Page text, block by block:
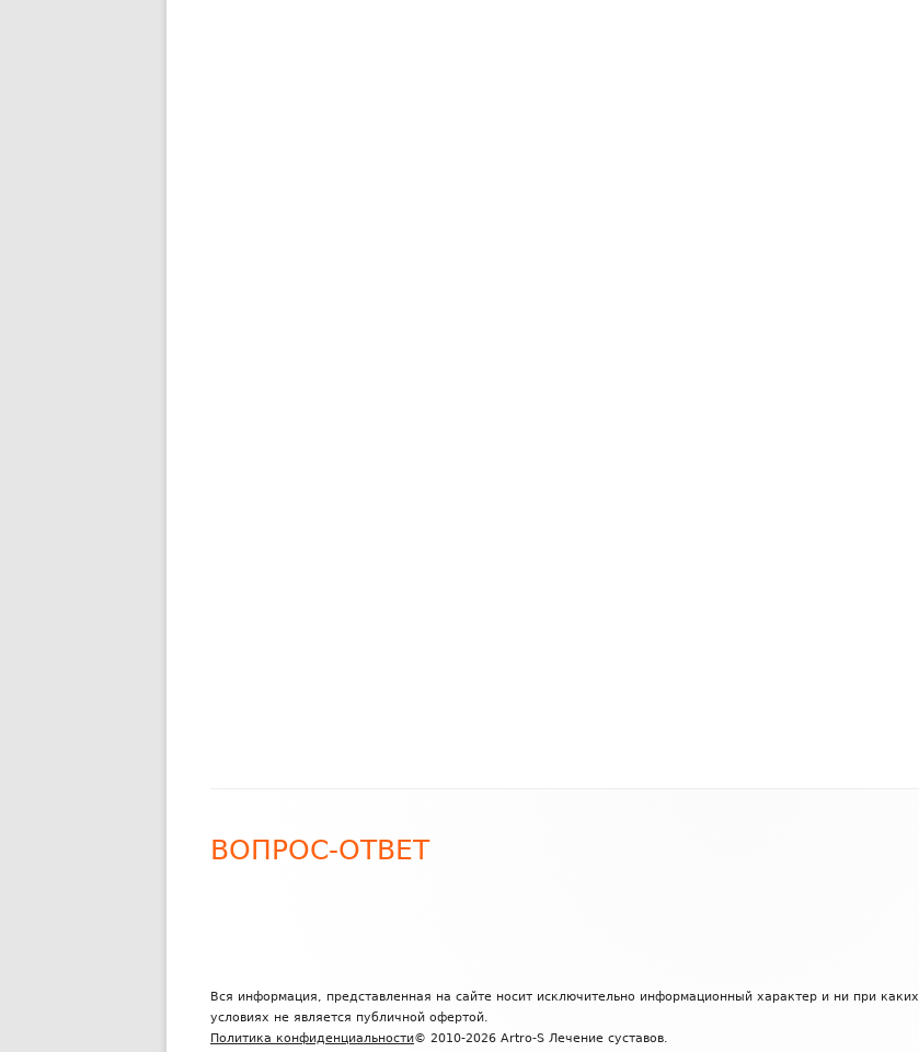
ВОПРОС-ОТВЕТ
Вся информация, представленная на сайте носит исключительно информационный характер и ни при каких
условиях не является публичной офертой.
Политика конфиденциальности© 2010-2026 Artro-S Лечение суставов.